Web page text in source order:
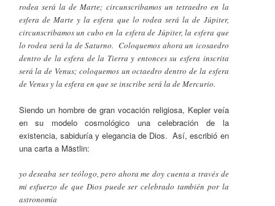
rodea será la de Marte; circunscribamos un tetraedro en la
esfera de Marte y la esfera que lo rodea será la de Júpiter,
circunscribamos un cubo en la esfera de Júpiter, la esfera que
lo rodea será la de Saturno. Coloquemos ahora un icosaedro
dentro de la esfera de la Tierra y entonces su esfera inscrita
será la de Venus; coloquemos un octaedro dentro de la esfera
de Venus y la esfera en que se inscribe será la de Mercurio.
Siendo un hombre de gran vocación religiosa, Kepler veía
en su modelo cosmológico una celebración de la
existencia, sabiduría y elegancia de Dios. Así, escribió en
una carta a Mästlin:
yo deseaba ser teólogo, pero ahora me doy cuenta a través de
mi esfuerzo de que Dios puede ser celebrado también por la
astronomía